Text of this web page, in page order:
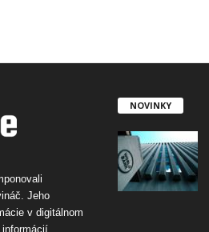
Jeho
v digitálnom
NOVINKY